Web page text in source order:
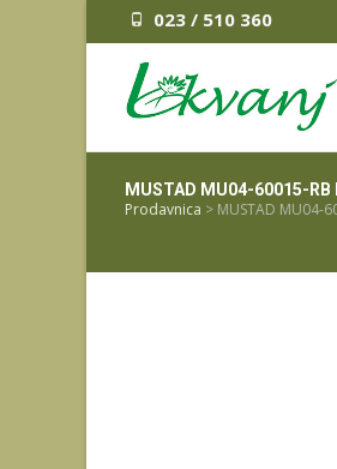
023 / 510 360
MUSTAD MU04-60015-RB
Prodavnica > MUSTAD MU04-